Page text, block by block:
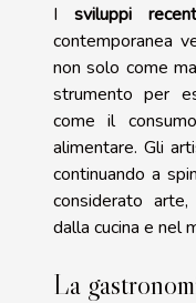
I sviluppi
contemporanea
non solo come
strumento per
come il
alimentare. Gli
continuando a
considerato
dalla cucina e nel
La